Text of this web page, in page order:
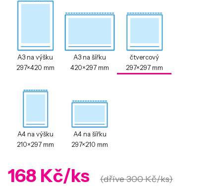
A3 na výšku
297×420 mm
A3 na šířku
420×297 mm
čtvercový
297×297 mm
A4 na výšku
210×297 mm
A4 na šířku
297×210 mm
168 Kč/ks (dříve 300 Kč/ks)